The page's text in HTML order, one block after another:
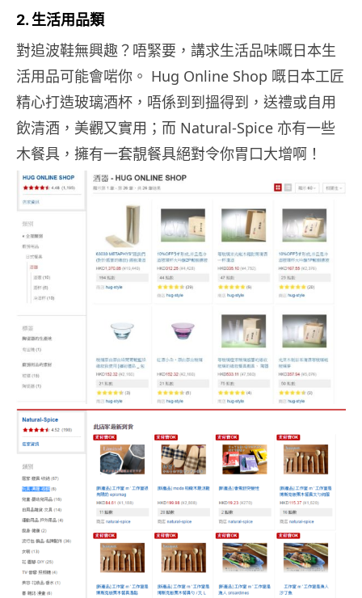
2. 生活用品類
對追波鞋無興趣？唔緊要，講求生活品味嘅日本生
活用品可能會啱你。 Hug Online Shop 嘅日本工匠
精心打造玻璃酒杯，唔係到到搵得到，送禮或自用
飲清酒，美觀又實用；而 Natural-Spice 亦有一些
木餐具，擁有一套靚餐具絕對令你胃口大增啊！